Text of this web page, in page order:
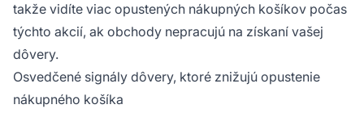
takže vidíte viac opustených nákupných košíkov počas
týchto akcií, ak obchody nepracujú na získaní vašej
dôvery.
Osvedčené signály dôvery, ktoré znižujú opustenie
nákupného košíka